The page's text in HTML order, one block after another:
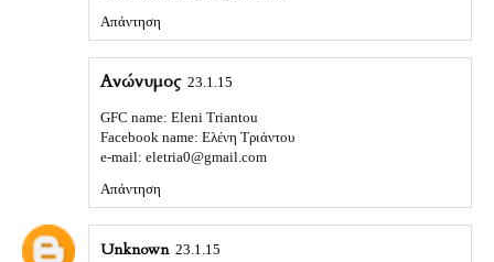
Απάντηση
Ανώνυμος 23.1.15
GFC name: Eleni Triantou
Facebook name: Ελένη Τριάντου
e-mail: eletria0@gmail.com
Απάντηση
Unknown 23.1.15